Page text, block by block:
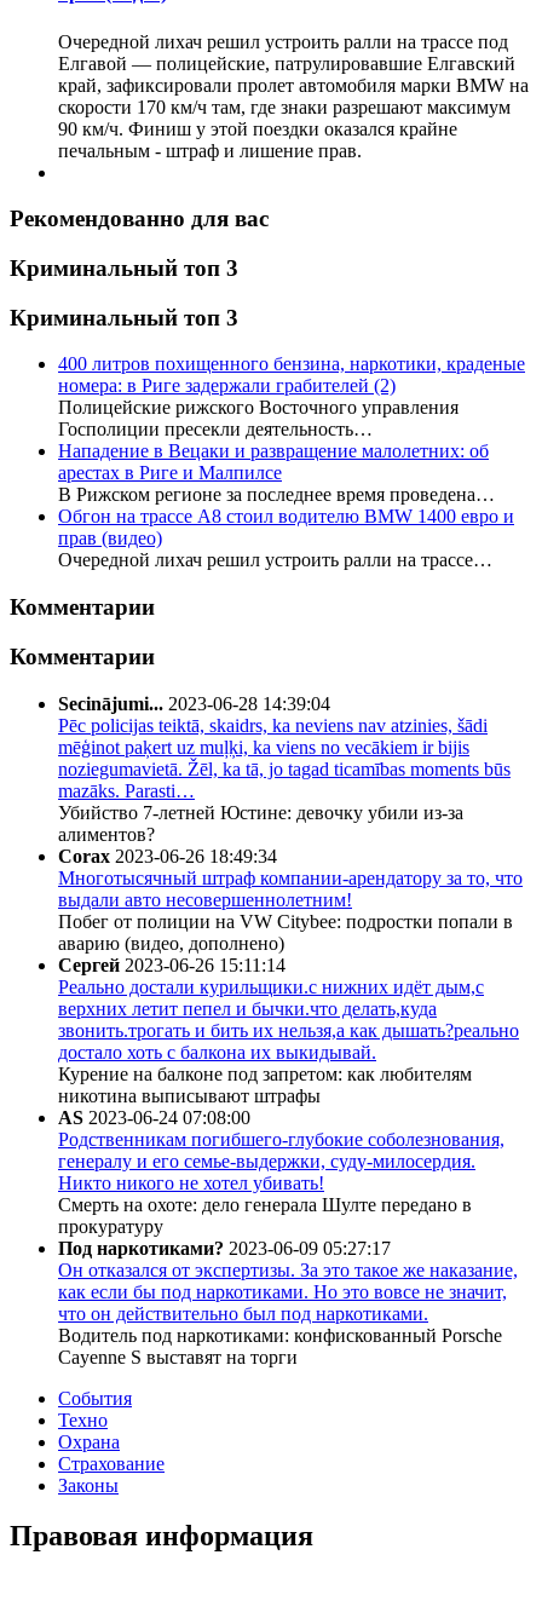
Очередной лихач решил устроить ралли на трассе под
Елгавой — полицейские, патрулировавшие Елгавский
край, зафиксировали пролет автомобиля марки BMW на
скорости 170 км/ч там, где знаки разрешают максимум
90 км/ч. Финиш у этой поездки оказался крайне
печальным - штраф и лишение прав.
Рекомендованно для вас
Криминальный топ 3
Криминальный топ 3
400 литров похищенного бензина, наркотики, краденые
номера: в Риге задержали грабителей (2)
Полицейские рижского Восточного управления
Госполиции пресекли деятельность…
Нападение в Вецаки и развращение малолетних: об
арестах в Риге и Малпилсе
В Рижском регионе за последнее время проведена…
Обгон на трассе А8 стоил водителю BMW 1400 евро и
прав (видео)
Очередной лихач решил устроить ралли на трассе…
Комментарии
Комментарии
Secinājumi... 2023-06-28 14:39:04
Pēc policijas teiktā, skaidrs, ka neviens nav atzinies, šādi
mēģinot paķert uz muļķi, ka viens no vecākiem ir bijis
noziegumavietā. Žēl, ka tā, jo tagad ticamības moments būs
mazāks. Parasti…
Убийство 7-летней Юстине: девочку убили из-за
алиментов?
Corax 2023-06-26 18:49:34
Многотысячный штраф компании-арендатору за то, что
выдали авто несовершеннолетним!
Побег от полиции на VW Citybee: подростки попали в
аварию (видео, дополнено)
Сергей 2023-06-26 15:11:14
Реально достали курильщики.с нижних идёт дым,с
верхних летит пепел и бычки.что делать,куда
звонить.трогать и бить их нельзя,а как дышать?реально
достало хоть с балкона их выкидывай.
Курение на балконе под запретом: как любителям
никотина выписывают штрафы
AS 2023-06-24 07:08:00
Родственникам погибшего-глубокие соболезнования,
генералу и его семье-выдержки, суду-милосердия.
Никто никого не хотел убивать!
Смерть на охоте: дело генерала Шулте передано в
прокуратуру
Под наркотиками? 2023-06-09 05:27:17
Он отказался от экспертизы. За это такое же наказание,
как если бы под наркотиками. Но это вовсе не значит,
что он действительно был под наркотиками.
Водитель под наркотиками: конфискованный Porsche
Cayenne S выставят на торги
События
Техно
Охрана
Страхование
Законы
Правовая информация